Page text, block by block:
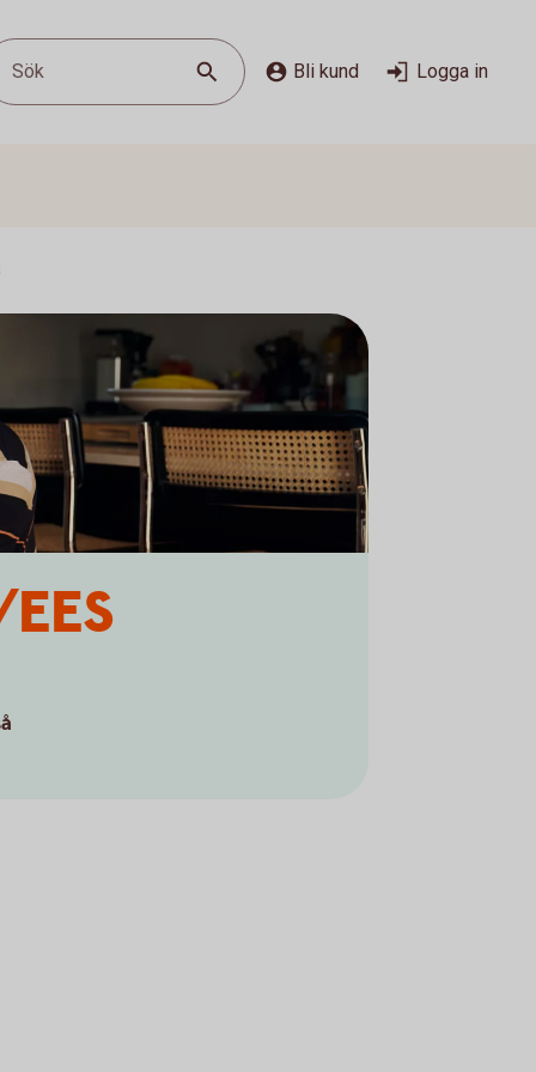
Sök Bli kund Logga in